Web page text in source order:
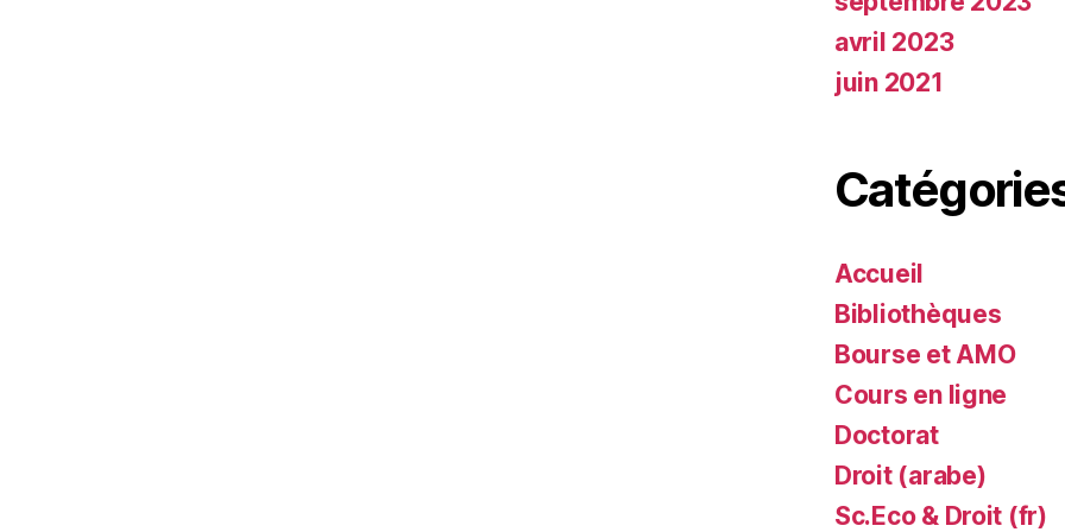
avril 2023
juin 2021
Accueil
Bibliothèques
Bourse et AMO
Cours en ligne
Doctorat
Droit (arabe)
Sc.Eco & Droit (fr)